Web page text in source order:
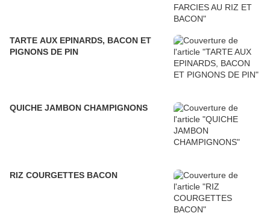
TARTE AUX EPINARDS, BACON ET
PIGNONS DE PIN
QUICHE JAMBON CHAMPIGNONS
RIZ COURGETTES BACON